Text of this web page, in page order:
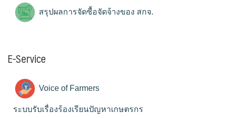
สรุปผลการจัดซื้อจัดจ้างของ สกจ.
E-Service
Voice of Farmers
ระบบรับเรื่องร้องเรียนปัญหาเกษตรกร